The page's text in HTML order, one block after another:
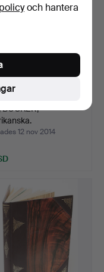
BÖCKER,
12 nov 2014
och hantera